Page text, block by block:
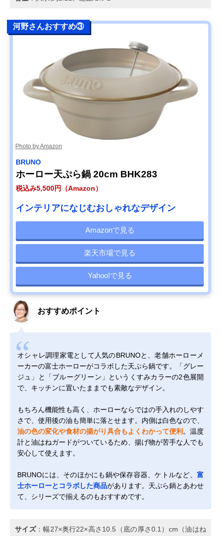
河野さんおすすめ③
Photo by Amazon
BRUNO
ホーロー天ぷら鍋 20cm BHK283
税込み5,500円（Amazon）
インテリアになじむおしゃれなデザイン
Amazonで見る
楽天市場で見る
Yahoo!で見る
おすすめポイント
オシャレ調理家電として人気のBRUNOと、老舗ホーローメ
ーカーの富士ホーローがコラボした天ぷら鍋です。「グレー
ジュ」と「ブルーグリーン」というくすみカラーの2色展開
で、キッチンに置いたままでも素敵なデザイン。
もちろん機能性も高く、ホーローならではの手入れのしやす
さで、使用後の油も簡単に落とせます。内側は白色なので、
油の色の変化や食材の揚がり具合もよくわかって便利 。温度
計と油はねガードがついているため、揚げ物が苦手な人でも
安心して使えます。
BRUNOには、そのほかにも鍋や保存容器、ケトルなど、 富
士ホーローとコラボした商品があります。天ぷら鍋とあわせ
て、シリーズで揃えるのもおすすめです。
サイズ：幅27×奥行22×高さ10.5（底の厚さ0.1）cm（油はね